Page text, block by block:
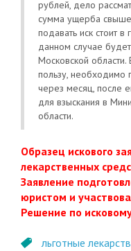
рублей, дело
сумма ущерба свыше
подавать иск стоит
данном случае
Московской
пользу, необходимо
через месяц, после
для взыскания в
области.
Образец искового
лекарственных
Заявление
юристом и
Решение по
льготные